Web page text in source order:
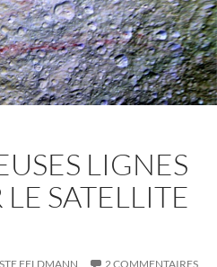
LIGNES
SATELLITE
FELDMANN 2 COMMENTAIRES